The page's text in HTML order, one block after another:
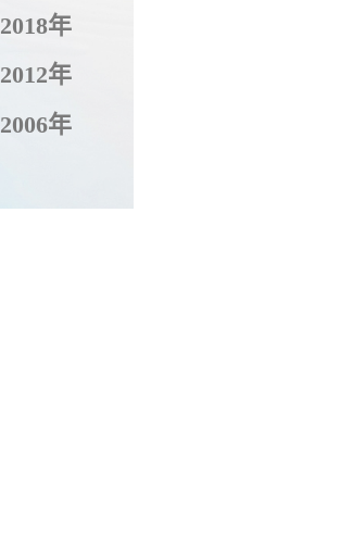
2018年
2012年
2006年